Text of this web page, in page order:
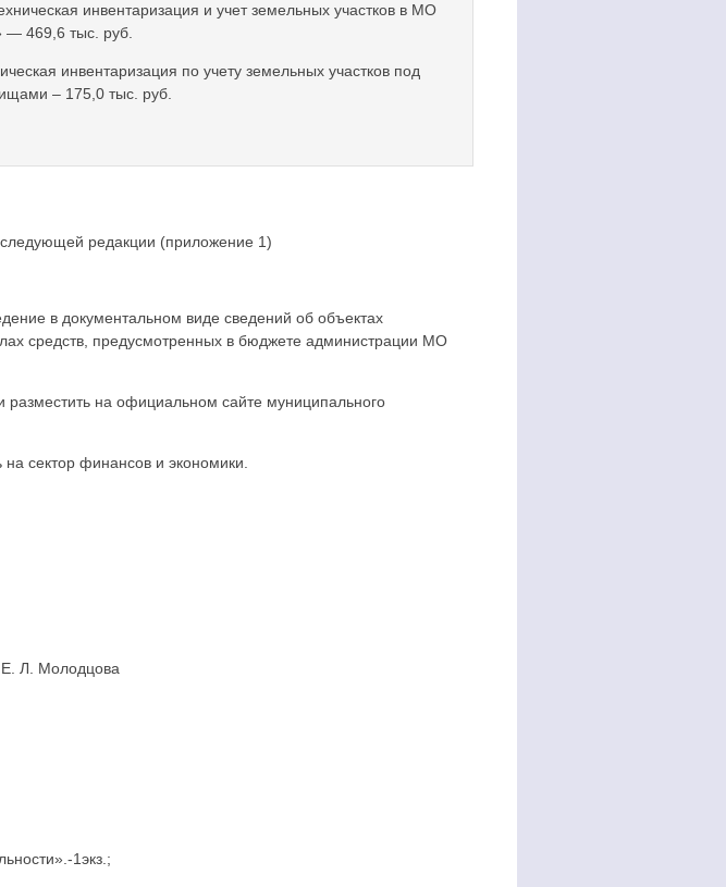
инвентаризация и учет земельных участков в МО
— 469,6 тыс. руб.
инвентаризация по учету земельных участков под
– 175,0 тыс. руб.
редакции (приложение 1)
в документальном виде сведений об объектах
средств, предусмотренных в бюджете администрации МО
разместить на официальном сайте муниципального
сектор финансов и экономики.
1экз.;